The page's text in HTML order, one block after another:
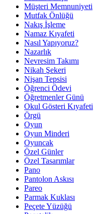
Müşteri Memnuniyeti
Mutfak Önlüğü
Nakış İşleme
Namaz Kıyafeti
Nasıl Yapıyoruz?
Nazarlık
Nevresim Takımı
Nikah Şekeri
Nişan Tepsisi
Öğrenci Ödevi
Öğretmenler Günü
Okul Gösteri Kıyafeti
Örgü
Oyun
Oyun Minderi
Oyuncak
Özel Günler
Özel Tasarımlar
Pano
Pantolon Askısı
Pareo
Parmak Kuklası
Peçete Yüzüğü